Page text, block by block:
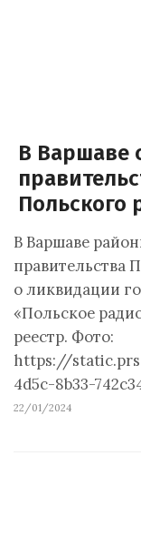
В Варшаве
Польского
В Варшаве
правительства
о ликвидации
«Польское
реестр. Фото:
https://
4d5c-8b33-
22/01/2024